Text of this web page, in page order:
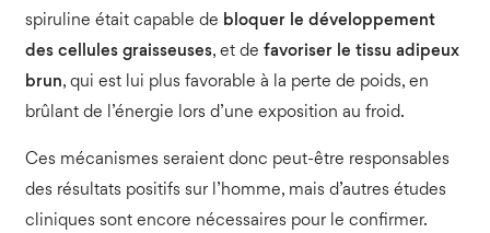
spiruline était capable de bloquer le développement
des cellules graisseuses, et de favoriser le tissu adipeux
brun, qui est lui plus favorable à la perte de poids, en
brûlant de l’énergie lors d’une exposition au froid.
Ces mécanismes seraient donc peut-être responsables
des résultats positifs sur l’homme, mais d’autres études
cliniques sont encore nécessaires pour le confirmer.